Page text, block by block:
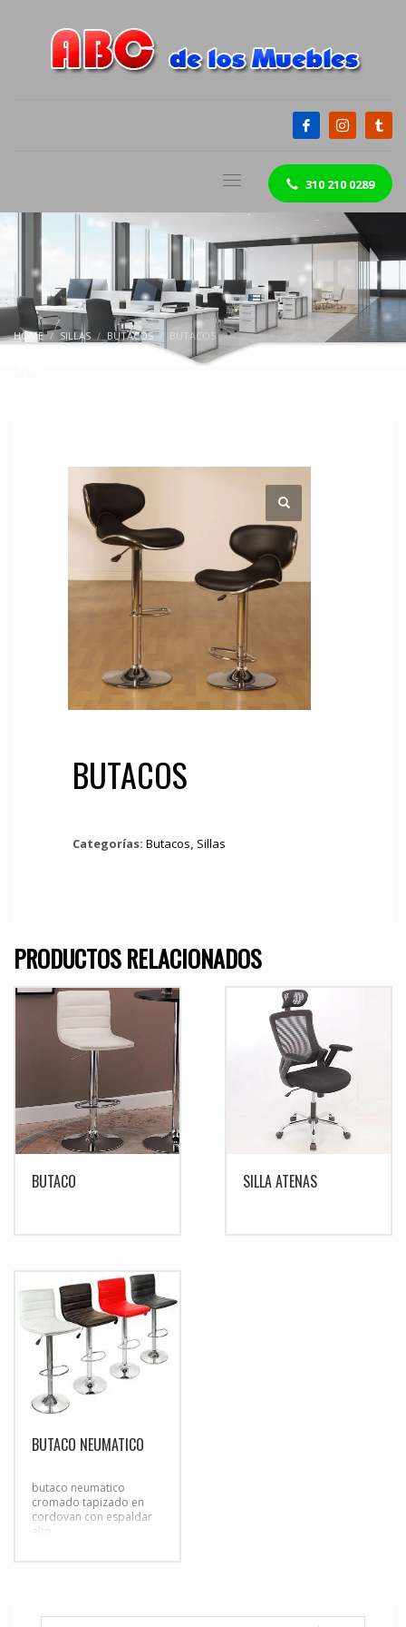
310 210 0289
HOME SILLAS BUTACOS BUTACOS
BUTACOS
Categorías: Butacos Sillas
PRODUCTOS RELACIONADOS
BUTACO SILLA ATENAS
BUTACO NEUMATICO
butaco neumatico
cromado tapizado en
cordovan con espaldar
alto